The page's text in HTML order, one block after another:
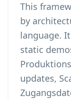
This
by
language.
static
updates,